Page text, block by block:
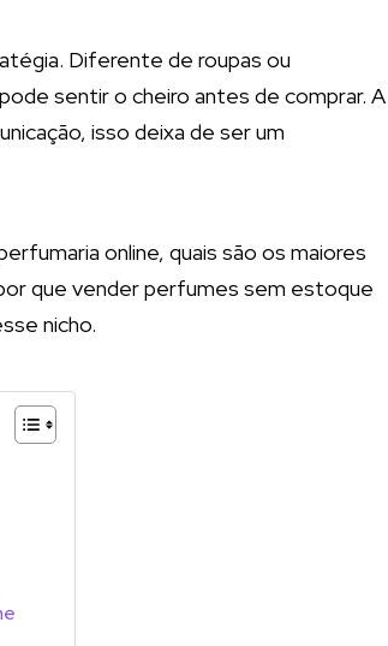
Diferente de roupas ou
sentir o cheiro antes de comprar. A
isso deixa de ser um
online, quais são os maiores
que vender perfumes sem estoque
nicho.